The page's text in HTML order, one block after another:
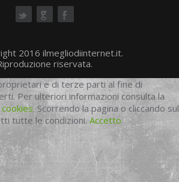
2016 ilmegliodiinternet.it.
riservata.
e di terze parti al fine di
Per ulteriori informazioni consulta la
. Scorrendo la pagina o cliccando sul
tutte le condizioni.Accetto